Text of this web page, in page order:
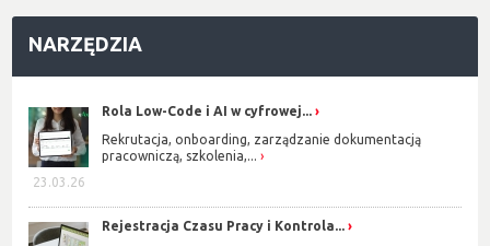
NARZĘDZIA
23.03.26
Rola Low-Code i AI w cyfrowej...
Rekrutacja, onboarding, zarządzanie dokumentacją
pracowniczą, szkolenia,...
Rejestracja Czasu Pracy i Kontrola...